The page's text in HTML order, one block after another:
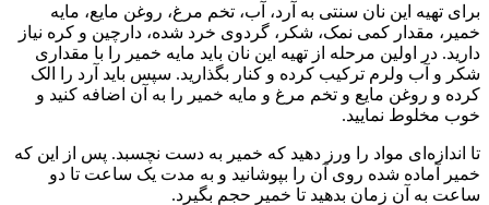
برای تهیه این نان سنتی به آرد، آب، تخم مرغ، روغن مایع، مایه
خمیر، مقدار کمی نمک، شکر، گردوی خرد شده، دارچین و کره نیاز
دارید. در اولین مرحله از تهیه این نان باید مایه خمیر را با مقداری
شکر و آب ولرم ترکیب کرده و کنار بگذارید. سپس باید آرد را الک
کرده و روغن مایع و تخم مرغ و مایه خمیر را به آن اضافه کنید و
خوب مخلوط نمایید.
تا اندازه‌ای مواد را ورز دهید که خمیر به دست نچسبد. پس از این که
خمیر آماده شده روی آن را بپوشانید و به مدت یک ساعت تا دو
ساعت به آن زمان بدهید تا خمیر حجم بگیرد.